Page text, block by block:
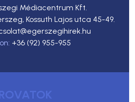
Médiacentrum Kft.
Kossuth Lajos utca 45-49.
+36 (92) 955-955